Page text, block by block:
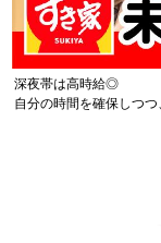
深夜帯は高時給◎
自分の時間を確保しつ